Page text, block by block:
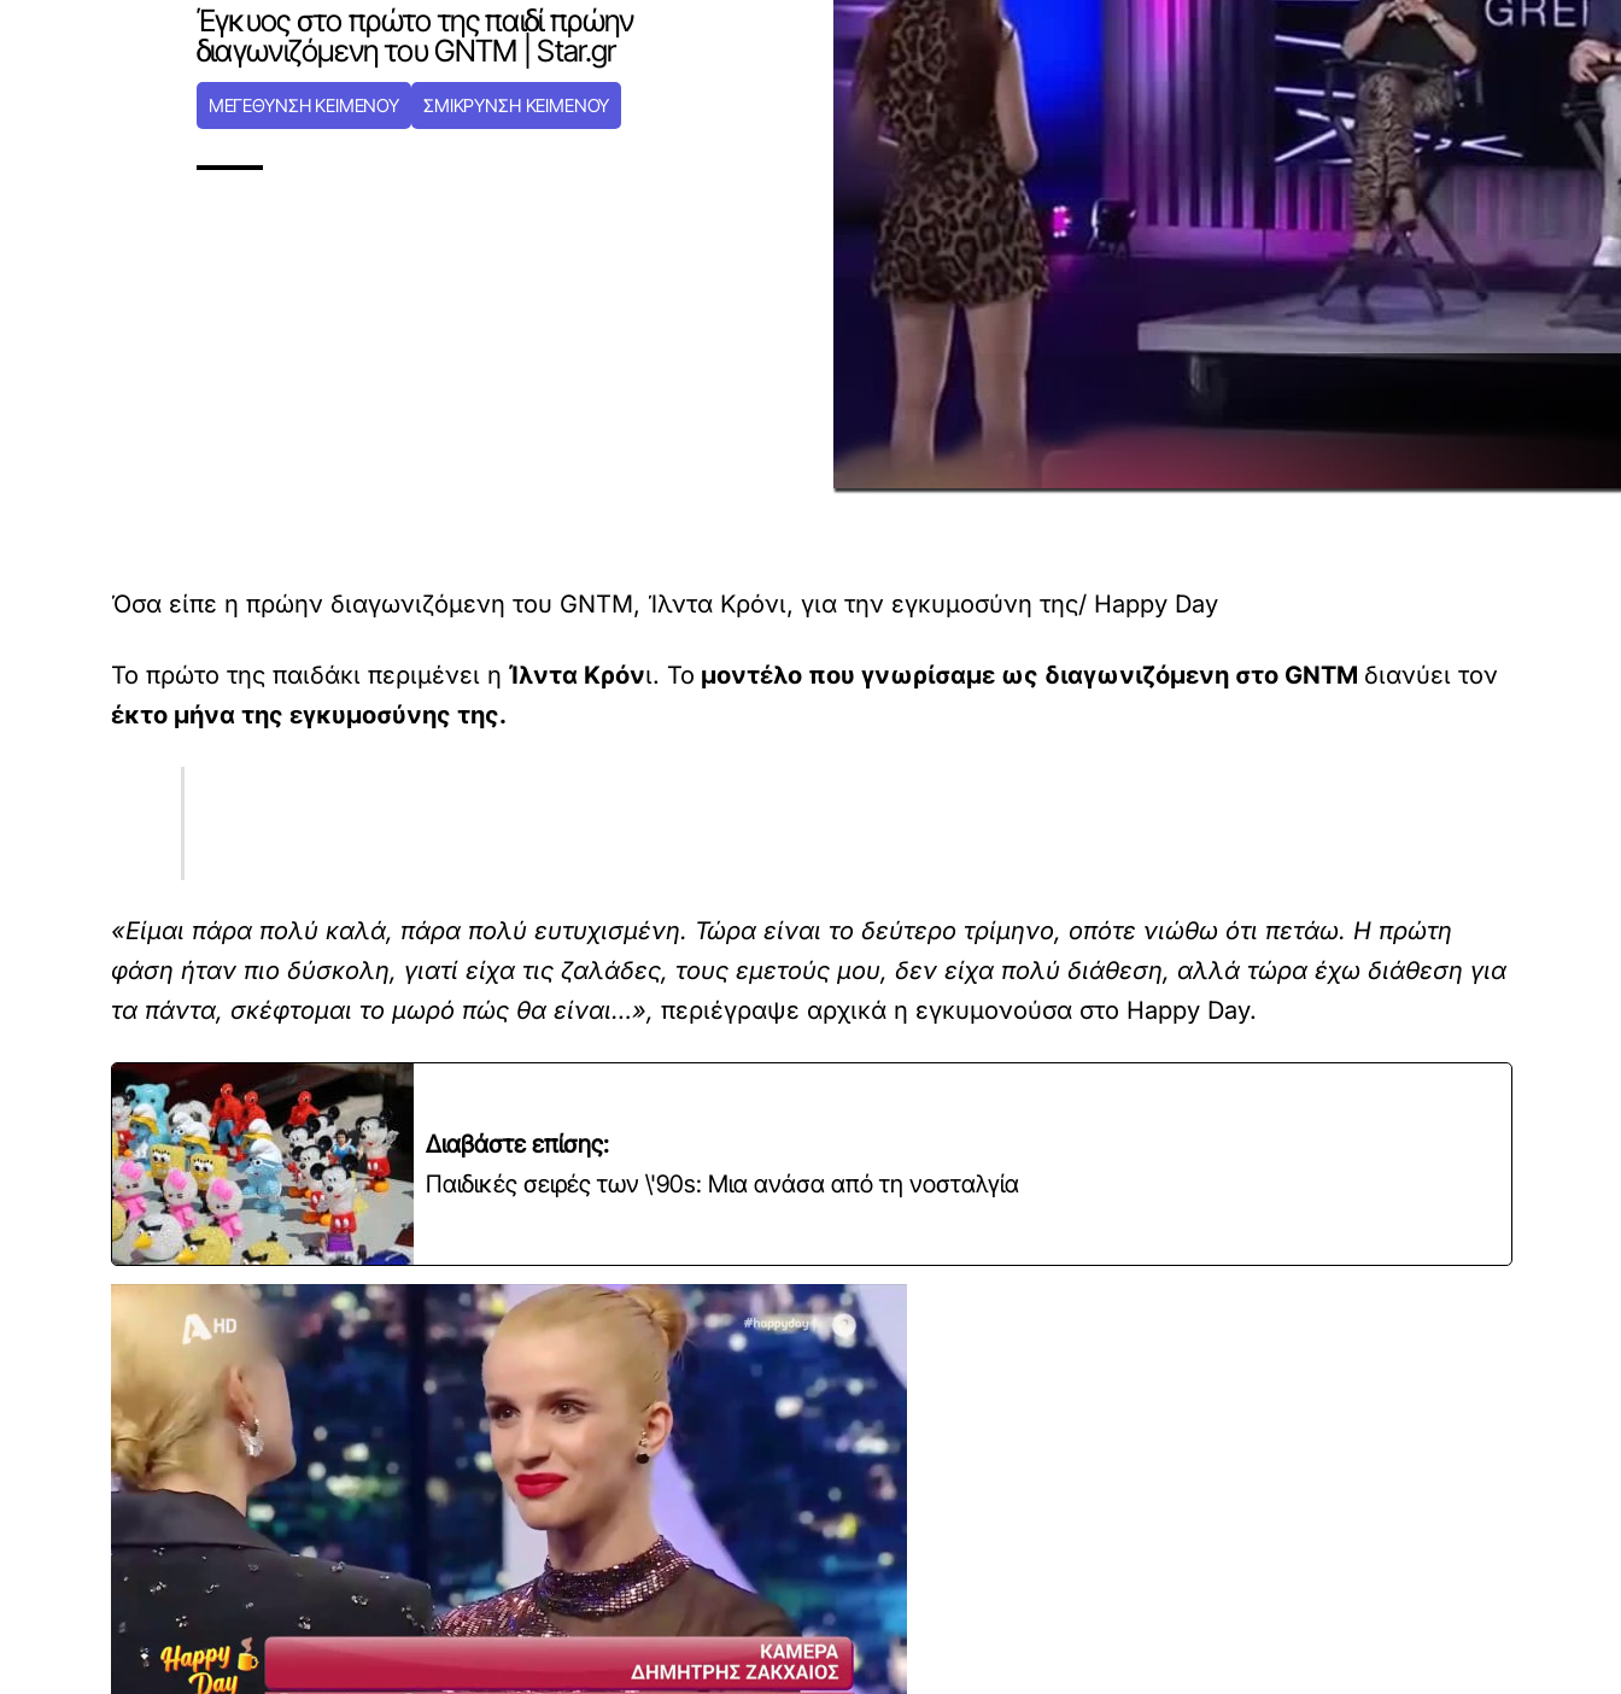
Έγκυος στο πρώτο της παιδί πρώην
διαγωνιζόμενη του GNTM | Star.gr
ΜΕΓΕΘΥΝΣΗ ΚΕΙΜΕΝΟΥ ΣΜΙΚΡΥΝΣΗ ΚΕΙΜΕΝΟΥ
Όσα είπε η πρώην διαγωνιζόμενη του GNTM, Ίλντα Κρόνι, για την εγκυμοσύνη της/ Happy Day
Το πρώτο της παιδάκι περιμένει η Ίλντα Κρόνι. Το μοντέλο που γνωρίσαμε ως διαγωνιζόμενη στο GNTM διανύει τον
έκτο μήνα της εγκυμοσύνης της.
«Είμαι πάρα πολύ καλά, πάρα πολύ ευτυχισμένη. Τώρα είναι το δεύτερο τρίμηνο, οπότε νιώθω ότι πετάω. Η πρώτη
φάση ήταν πιο δύσκολη, γιατί είχα τις ζαλάδες, τους εμετούς μου, δεν είχα πολύ διάθεση, αλλά τώρα έχω διάθεση για
τα πάντα, σκέφτομαι το μωρό πώς θα είναι…», περιέγραψε αρχικά η εγκυμονούσα στο Happy Day.
Διαβάστε επίσης:
Παιδικές σειρές των \'90s: Μια ανάσα από τη νοσταλγία